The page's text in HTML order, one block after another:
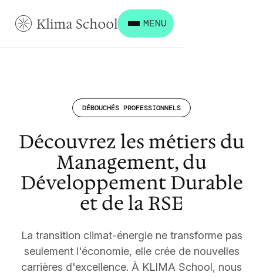
MENU
DÉBOUCHÉS PROFESSIONNELS
Découvrez les métiers du
Management, du
Développement Durable
et de la RSE
La transition climat-énergie ne transforme pas
seulement l'économie, elle crée de nouvelles
carrières d'excellence. À KLIMA School, nous